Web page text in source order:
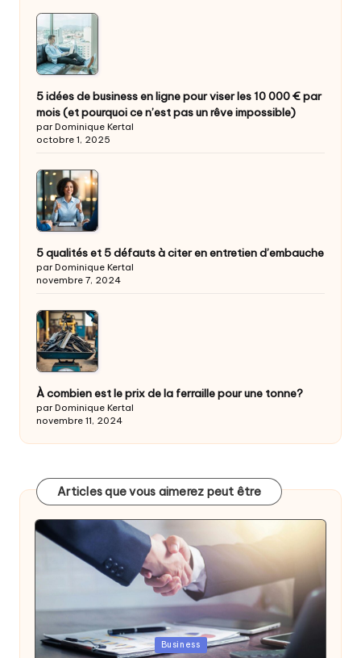
5 idées de business en ligne pour viser les 10 000 € par
mois (et pourquoi ce n’est pas un rêve impossible)
par Dominique Kertal
octobre 1, 2025
5 qualités et 5 défauts à citer en entretien d’embauche
par Dominique Kertal
novembre 7, 2024
À combien est le prix de la ferraille pour une tonne?
par Dominique Kertal
novembre 11, 2024
Articles que vous aimerez peut être
Posted
Business